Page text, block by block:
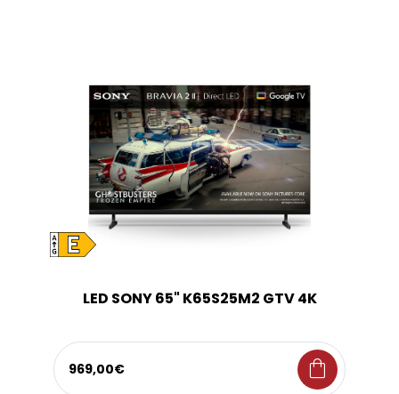
LED SONY 65" K65S25M2 GTV 4K
969,00€ shopping_bag